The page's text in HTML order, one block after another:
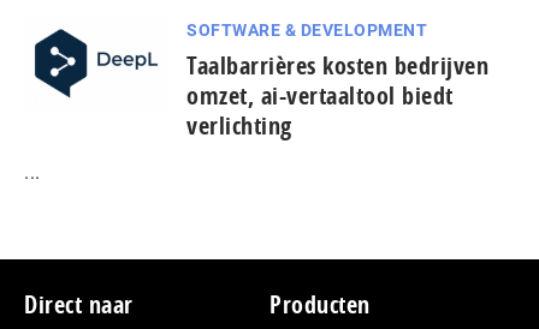
SOFTWARE & DEVELOPMENT
Taal­bar­ri­è­res kosten bedrijven
omzet, ai-vertaaltool biedt
verlichting
...
Footer
Direct naar Producten